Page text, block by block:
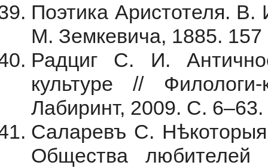
Поэтика Аристотеля.
М. Земкевича, 1885. 157
Радциг С. И.
культуре //
Лабиринт, 2009. С. 6–63.
Саларевъ С.
Общества любителей